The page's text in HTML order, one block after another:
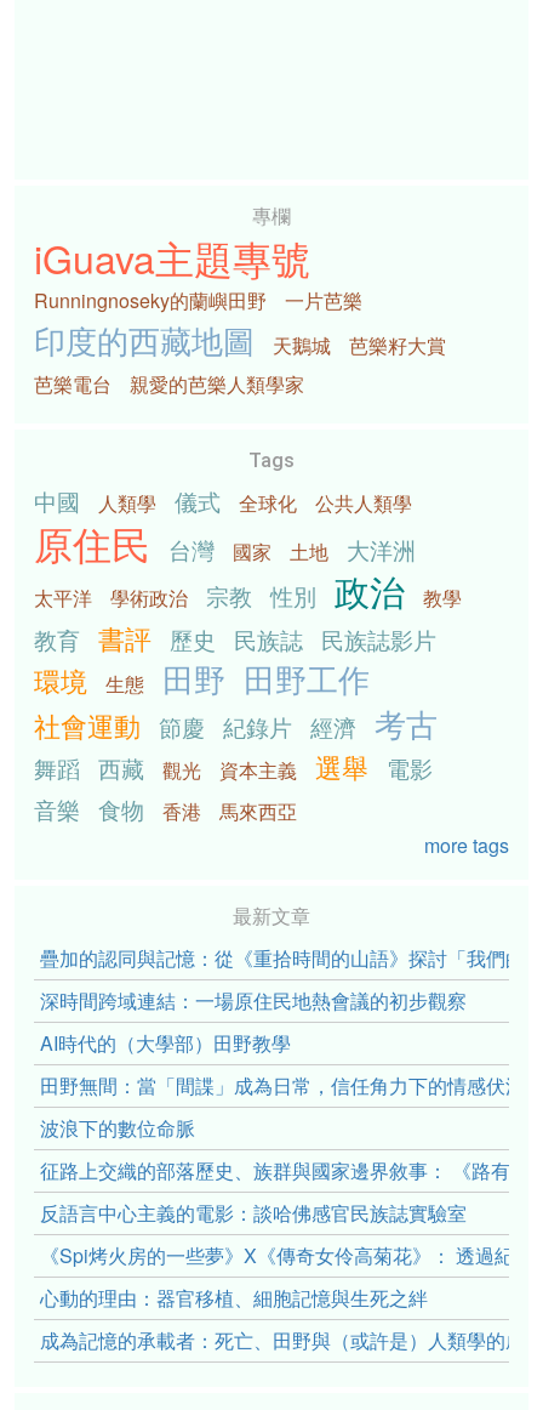
專欄
iGuava主題專號
Runningnoseky的蘭嶼田野 一片芭樂
印度的西藏地圖 天鵝城
芭樂籽大賞
芭樂電台
親愛的芭樂人類學家
Tags
中國 人類學 儀式 全球化 公共人類學
原住民 台灣 國家 土地 大洋洲
太平洋 學術政治 宗教 性別 政治 教學
教育 書評 歷史 民族誌 民族誌影片
環境 生態 田野 田野工作
社會運動 節慶 紀錄片 經濟 考古
舞蹈 西藏 觀光 資本主義 選舉
電影
音樂 食物 香港
馬來西亞
more tags
最新文章
疊加的認同與記憶：從《重拾時間的山語》探討「我們的
深時間跨域連結：一場原住民地熱會議的初步觀察
AI時代的（大學部）田野教學
田野無間：當「間諜」成為日常，信任角力下的情感伏流
波浪下的數位命脈
征路上交織的部落歷史、族群與國家邊界敘事： 《路有
反語言中心主義的電影：談哈佛感官民族誌實驗室
《Spi烤火房的一些夢》X《傳奇女伶高菊花》： 透過紀
心動的理由：器官移植、細胞記憶與生死之絆
成為記憶的承載者：死亡、田野與（或許是）人類學的成